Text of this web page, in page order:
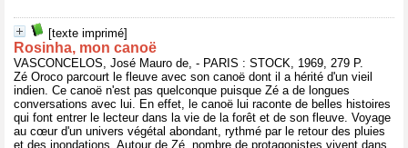
[texte imprimé]
Rosinha, mon canoë
VASCONCELOS, José Mauro de, - PARIS : STOCK, 1969, 279 P.
Zé Oroco parcourt le fleuve avec son canoë dont il a hérité d'un vieil
indien. Ce canoë n'est pas quelconque puisque Zé a de longues
conversations avec lui. En effet, le canoë lui raconte de belles histoires
qui font entrer le lecteur dans la vie de la forêt et de son fleuve. Voyage
au cœur d'un univers végétal abondant, rythmé par le retour des pluies
et des inondations. Autour de Zé, nombre de protagonistes vivent dans